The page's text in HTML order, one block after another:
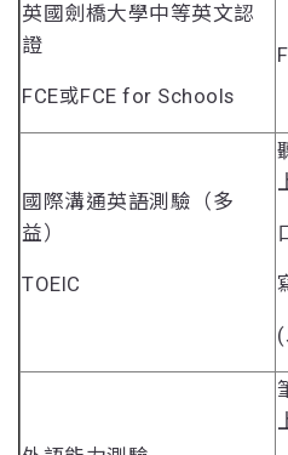
英國劍橋大學中等英文認
證
FCE或FCE for Schools
國際溝通英語測驗（多
益）
TOEIC